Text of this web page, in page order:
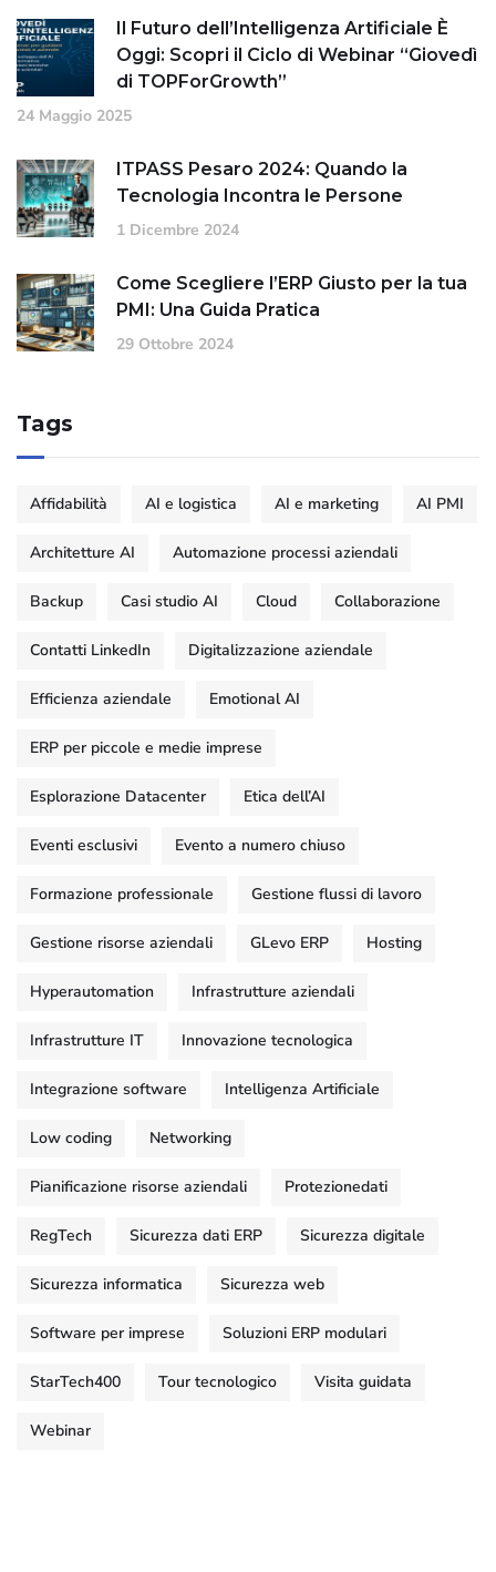
Il Futuro dell’Intelligenza Artificiale È
Oggi: Scopri il Ciclo di Webinar “Giovedì
di TOPForGrowth”
24 Maggio 2025
ITPASS Pesaro 2024: Quando la
Tecnologia Incontra le Persone
1 Dicembre 2024
Come Scegliere l’ERP Giusto per la tua
PMI: Una Guida Pratica
29 Ottobre 2024
Tags
Affidabilità AI e logistica AI e marketing AI PMI
Architetture AI Automazione processi aziendali
Backup Casi studio AI Cloud Collaborazione
Contatti LinkedIn Digitalizzazione aziendale
Efficienza aziendale Emotional AI
ERP per piccole e medie imprese
Esplorazione Datacenter Etica dell’AI
Eventi esclusivi Evento a numero chiuso
Formazione professionale Gestione flussi di lavoro
Gestione risorse aziendali GLevo ERP Hosting
Hyperautomation Infrastrutture aziendali
Infrastrutture IT Innovazione tecnologica
Integrazione software Intelligenza Artificiale
Low coding Networking
Pianificazione risorse aziendali Protezionedati
RegTech Sicurezza dati ERP Sicurezza digitale
Sicurezza informatica Sicurezza web
Software per imprese Soluzioni ERP modulari
StarTech400 Tour tecnologico Visita guidata
Webinar